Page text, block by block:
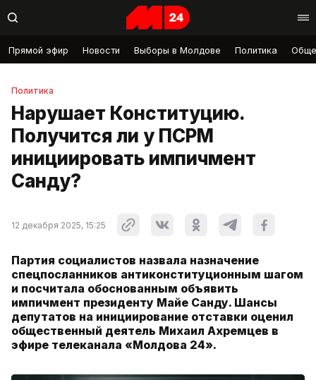
Прямой эфир Новости Выборы в Молдове Политика
Политика
Нарушает Конституцию.
Получится ли у ПСРМ
инициировать импичмент
Санду?
12 декабря 2025, 15:25
Партия социалистов назвала назначение
спецпосланников антиконституционным шагом
и посчитала обоснованным объявить
импичмент президенту Майе Санду. Шансы
депутатов на инициирование отставки оценил
общественный деятель Михаил Ахремцев в
эфире телеканала «Молдова 24».